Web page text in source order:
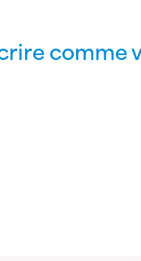
comme